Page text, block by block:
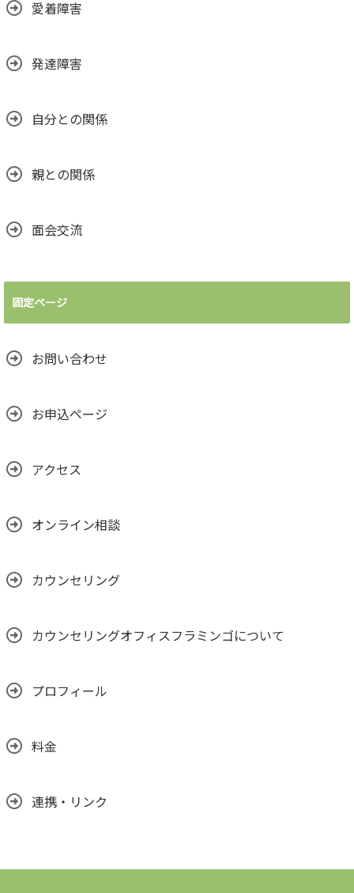
愛着障害
発達障害
自分との関係
親との関係
面会交流
固定ページ
お問い合わせ
お申込ページ
アクセス
オンライン相談
カウンセリング
カウンセリングオフィスフラミンゴについて
プロフィール
料金
連携・リンク